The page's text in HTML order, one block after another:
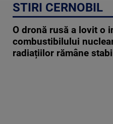
STIRI CERNOBIL
O dronă rusă a lovit o
combustibilului
radiațiilor rămâne stabil